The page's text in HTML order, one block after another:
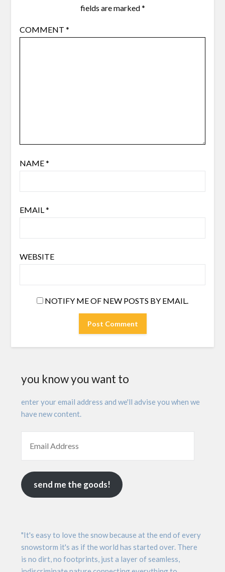
fields are marked*
COMMENT *
NAME*
EMAIL *
WEBSITE
NOTIFY ME OF NEW POSTS BY EMAIL.
you know you want to
enter your email address and we'll advise you when we
have new content.
send me the goods!
"It's easy to love the snow because at the end of every
snowstorm it's as if the world has started over. There
is no dirt, no footprints, just a layer of seamless,